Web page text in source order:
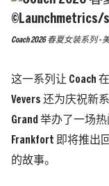
Coach 2026 春夏女装系列 -
这一系列让 Coach
Vevers 还为庆祝新
Grand 举办了一场
Frankfort 即将推出
的故事。